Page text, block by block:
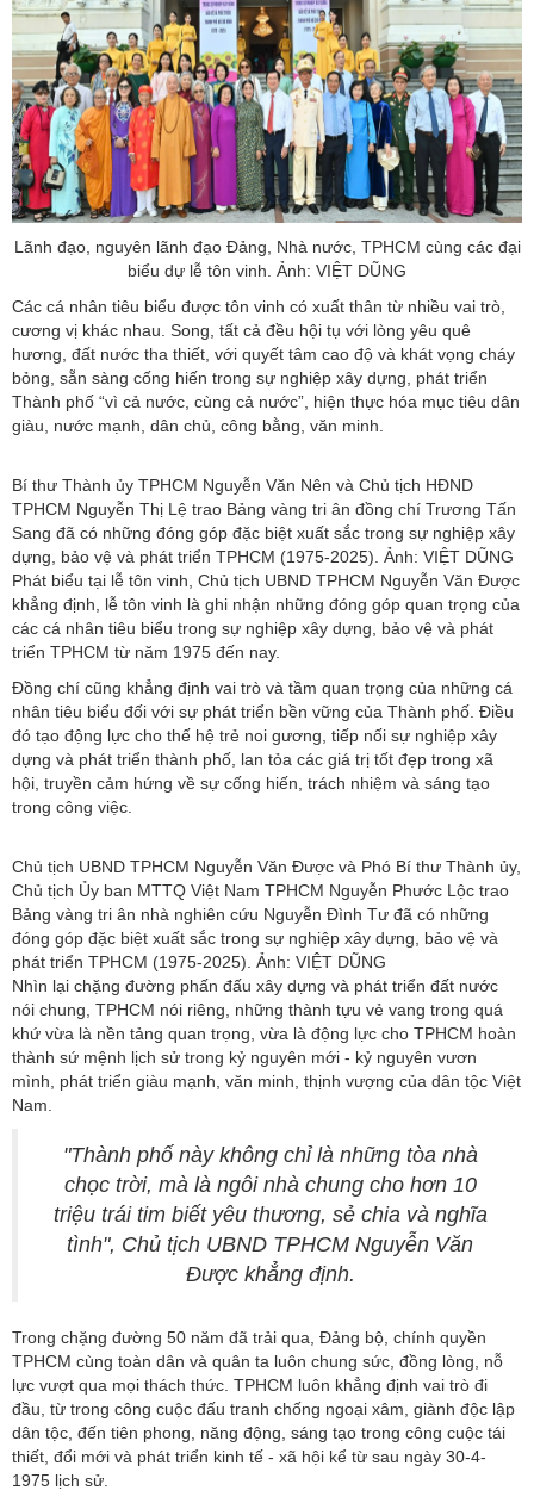
Lãnh đạo, nguyên lãnh đạo Đảng, Nhà nước, TPHCM cùng các đại
biểu dự lễ tôn vinh. Ảnh: VIỆT DŨNG
Các cá nhân tiêu biểu được tôn vinh có xuất thân từ nhiều vai trò,
cương vị khác nhau. Song, tất cả đều hội tụ với lòng yêu quê
hương, đất nước tha thiết, với quyết tâm cao độ và khát vọng cháy
bỏng, sẵn sàng cống hiến trong sự nghiệp xây dựng, phát triển
Thành phố “vì cả nước, cùng cả nước”, hiện thực hóa mục tiêu dân
giàu, nước mạnh, dân chủ, công bằng, văn minh.
Bí thư Thành ủy TPHCM Nguyễn Văn Nên và Chủ tịch HĐND
TPHCM Nguyễn Thị Lệ trao Bảng vàng tri ân đồng chí Trương Tấn
Sang đã có những đóng góp đặc biệt xuất sắc trong sự nghiệp xây
dựng, bảo vệ và phát triển TPHCM (1975-2025). Ảnh: VIỆT DŨNG
Phát biểu tại lễ tôn vinh, Chủ tịch UBND TPHCM Nguyễn Văn Được
khẳng định, lễ tôn vinh là ghi nhận những đóng góp quan trọng của
các cá nhân tiêu biểu trong sự nghiệp xây dựng, bảo vệ và phát
triển TPHCM từ năm 1975 đến nay.
Đồng chí cũng khẳng định vai trò và tầm quan trọng của những cá
nhân tiêu biểu đối với sự phát triển bền vững của Thành phố. Điều
đó tạo động lực cho thế hệ trẻ noi gương, tiếp nối sự nghiệp xây
dựng và phát triển thành phố, lan tỏa các giá trị tốt đẹp trong xã
hội, truyền cảm hứng về sự cống hiến, trách nhiệm và sáng tạo
trong công việc.
Chủ tịch UBND TPHCM Nguyễn Văn Được và Phó Bí thư Thành ủy,
Chủ tịch Ủy ban MTTQ Việt Nam TPHCM Nguyễn Phước Lộc trao
Bảng vàng tri ân nhà nghiên cứu Nguyễn Đình Tư đã có những
đóng góp đặc biệt xuất sắc trong sự nghiệp xây dựng, bảo vệ và
phát triển TPHCM (1975-2025). Ảnh: VIỆT DŨNG
Nhìn lại chặng đường phấn đấu xây dựng và phát triển đất nước
nói chung, TPHCM nói riêng, những thành tựu vẻ vang trong quá
khứ vừa là nền tảng quan trọng, vừa là động lực cho TPHCM hoàn
thành sứ mệnh lịch sử trong kỷ nguyên mới - kỷ nguyên vươn
mình, phát triển giàu mạnh, văn minh, thịnh vượng của dân tộc Việt
Nam.
"Thành phố này không chỉ là những tòa nhà
chọc trời, mà là ngôi nhà chung cho hơn 10
triệu trái tim biết yêu thương, sẻ chia và nghĩa
tình", Chủ tịch UBND TPHCM Nguyễn Văn
Được khẳng định.
Trong chặng đường 50 năm đã trải qua, Đảng bộ, chính quyền
TPHCM cùng toàn dân và quân ta luôn chung sức, đồng lòng, nỗ
lực vượt qua mọi thách thức. TPHCM luôn khẳng định vai trò đi
đầu, từ trong công cuộc đấu tranh chống ngoại xâm, giành độc lập
dân tộc, đến tiên phong, năng động, sáng tạo trong công cuộc tái
thiết, đổi mới và phát triển kinh tế - xã hội kể từ sau ngày 30-4-
1975 lịch sử.